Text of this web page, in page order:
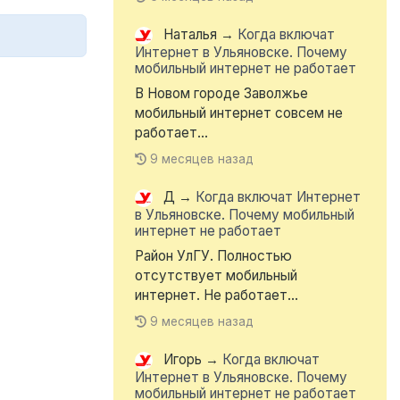
Наталья → Когда включат
Интернет в Ульяновске. Почему
мобильный интернет не работает
В Новом городе Заволжье
мобильный интернет совсем не
работает...
9 месяцев назад
Д → Когда включат Интернет
в Ульяновске. Почему мобильный
интернет не работает
Район УлГУ. Полностью
отсутствует мобильный
интернет. Не работает...
9 месяцев назад
Игорь → Когда включат
Интернет в Ульяновске. Почему
мобильный интернет не работает